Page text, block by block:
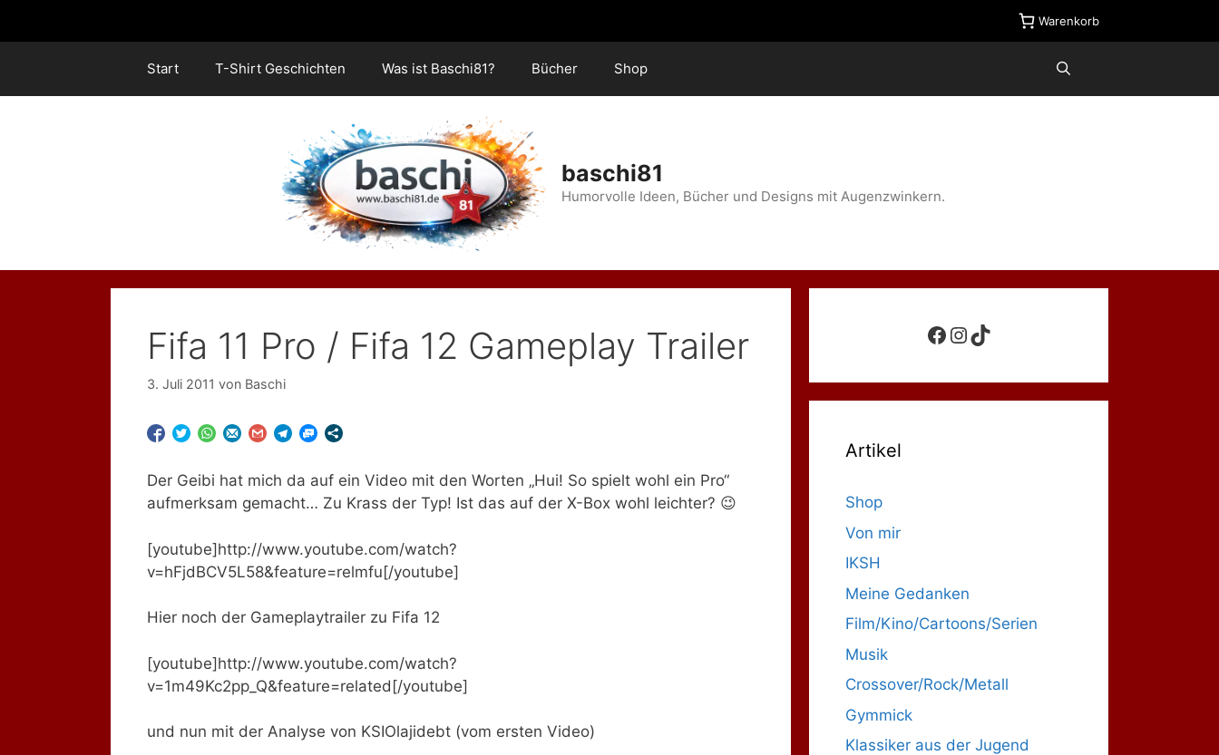
Warenkorb
Start T-Shirt Geschichten Was ist Baschi81? Bücher Shop
baschi81
Humorvolle Ideen, Bücher und Designs mit Augenzwinkern.
Fifa 11 Pro / Fifa 12 Gameplay Trailer
3. Juli 2011 von Baschi
Der Geibi hat mich da auf ein Video mit den Worten „Hui! So spielt wohl ein Pro“
aufmerksam gemacht… Zu Krass der Typ! Ist das auf der X-Box wohl leichter? 😉
[youtube]http://www.youtube.com/watch?
v=hFjdBCV5L58&feature=relmfu[/youtube]
Hier noch der Gameplaytrailer zu Fifa 12
[youtube]http://www.youtube.com/watch?
v=1m49Kc2pp_Q&feature=related[/youtube]
und nun mit der Analyse von KSIOlajidebt (vom ersten Video)
Facebook
Instagram
TikTok
Artikel
Shop
Von mir
IKSH
Meine Gedanken
Film/Kino/Cartoons/Serien
Musik
Crossover/Rock/Metall
Gymmick
Klassiker aus der Jugend